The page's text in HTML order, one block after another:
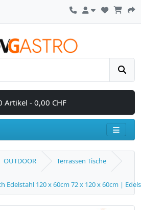
Artikel - 0,00 CHF
OUTDOOR
Terrassen Tische
Edelstahl 120 x 60cm 72 x 120 x 60cm |